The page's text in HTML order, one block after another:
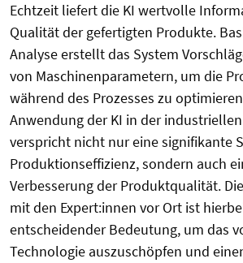
Echtzeit liefert die KI wertvolle
Qualität der gefertigten Produkte.
Analyse erstellt das System
von Maschinenparametern, um die
während des Prozesses zu
Anwendung der KI in der
verspricht nicht nur eine signifikante
Produktionseffizienz, sondern auch
Verbesserung der Produktqualität.
mit den Expert:innen vor Ort ist
entscheidender Bedeutung, um das
Technologie auszuschöpfen und